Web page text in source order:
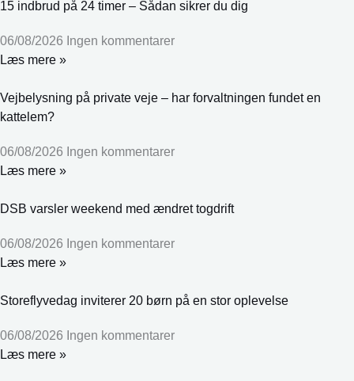
15 indbrud på 24 timer – Sådan sikrer du dig
06/08/2026 Ingen kommentarer
Læs mere »
Vejbelysning på private veje – har forvaltningen fundet en
kattelem?
06/08/2026 Ingen kommentarer
Læs mere »
DSB varsler weekend med ændret togdrift
06/08/2026 Ingen kommentarer
Læs mere »
Storeflyvedag inviterer 20 børn på en stor oplevelse
06/08/2026 Ingen kommentarer
Læs mere »